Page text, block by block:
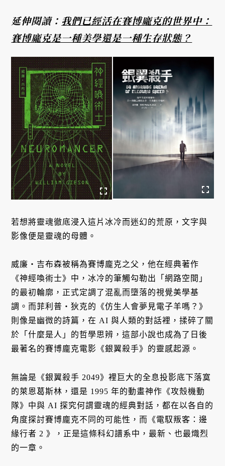
延伸閱讀： 我們已經活在賽博龐克的世界中：
賽博龐克是一種美學還是一種生存狀態？
若想將靈魂徹底浸入這片冰冷而迷幻的荒原，文字與
影像便是靈魂的母體。
威廉・吉布森被稱為賽博龐克之父，他在經典著作
《神經喚術士》中，冰冷的筆觸勾勒出「網路空間」
的最初輪廓，正式定調了混亂而墮落的視覺美學基
調。而菲利普・狄克的《仿生人會夢見電子羊嗎？》
則像是幽微的詩篇，在 AI 與人類的對話裡，揉碎了關
於「什麼是人」的哲學思辨，這部小說也成為了日後
最著名的賽博龐克電影《銀翼殺手》的靈感起源。
無論是《銀翼殺手 2049》裡巨大的全息投影底下落寞
的萊恩葛斯林，還是 1995 年的動畫神作《攻殼機動
隊》中與 AI 探究何謂靈魂的經典對話，都在以各自的
角度探討賽博龐克不同的可能性，而《電馭叛客：邊
緣行者 2 》，正是這條科幻譜系中，最新、也最熾烈
的一章。